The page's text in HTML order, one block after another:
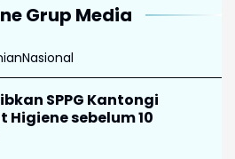
Grup Media
Nasional
SPPG Kantongi
Higiene sebelum 10